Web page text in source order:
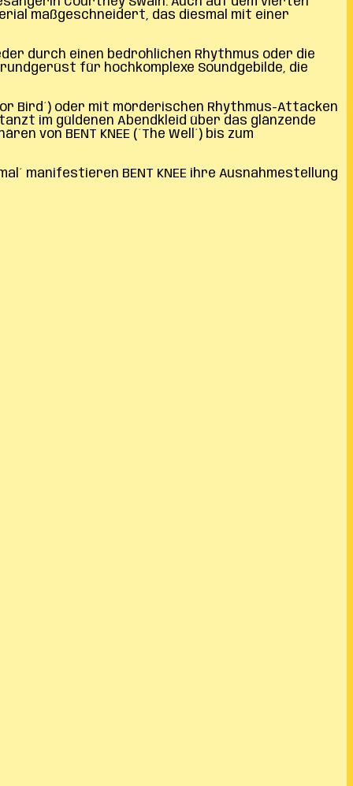
maßgeschneidert, das diesmal mit einer
durch einen bedrohlichen Rhythmus oder die
für hochkomplexe Soundgebilde, die
Bird´) oder mit mörderischen Rhythmus-Attacken
im güldenen Abendkleid über das glänzende
von BENT KNEE (´The Well´) bis zum
manifestieren BENT KNEE ihre Ausnahmestellung